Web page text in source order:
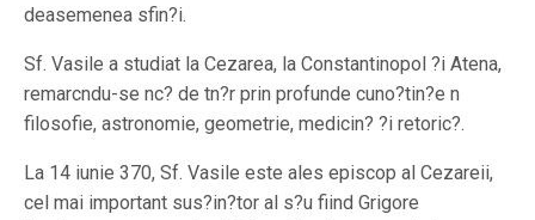
deasemenea sfin?i.
Sf. Vasile a studiat la Cezarea, la Constantinopol ?i Atena,
remarcndu-se nc? de tn?r prin profunde cuno?tin?e n
filosofie, astronomie, geometrie, medicin? ?i retoric?.
La 14 iunie 370, Sf. Vasile este ales episcop al Cezareii,
cel mai important sus?in?tor al s?u fiind Grigore